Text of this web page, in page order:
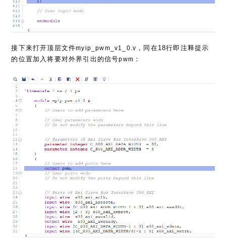
接下来打开顶层文件myip_pwm_v1_0.v ，同在18行即注释提示
的位置加入将要对外界引出的信号pwm ：